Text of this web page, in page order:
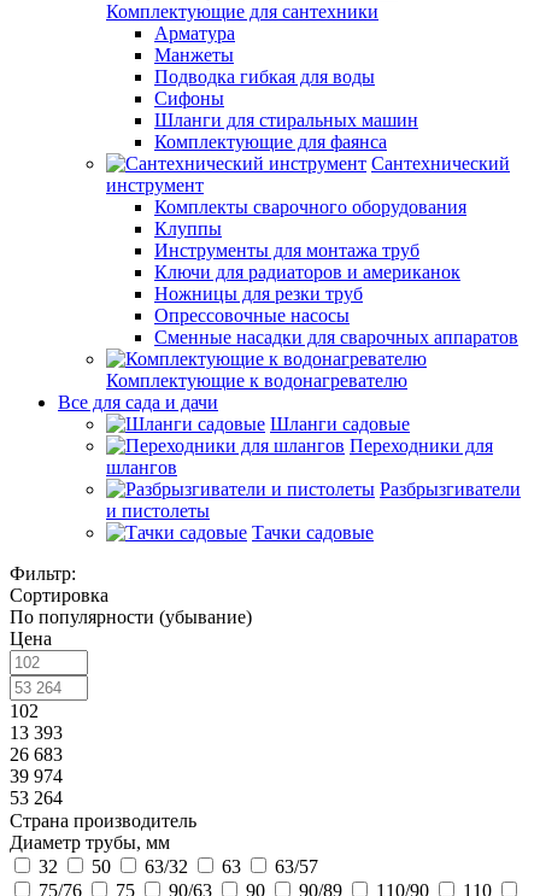
Комплектующие для сантехники
Арматура
Манжеты
Подводка гибкая для воды
Сифоны
Шланги для стиральных машин
Комплектующие для фаянса
Сантехнический
инструмент
Комплекты сварочного оборудования
Клуппы
Инструменты для монтажа труб
Ключи для радиаторов и американок
Ножницы для резки труб
Опрессовочные насосы
Сменные насадки для сварочных аппаратов
Комплектующие к водонагревателю
Все для сада и дачи
Шланги садовые
Переходники для
шлангов
Разбрызгиватели
и пистолеты
Тачки садовые
Фильтр:
Сортировка
По популярности (убывание)
Цена
102
13 393
26 683
39 974
53 264
Страна производитель
Диаметр трубы, мм
32
50 63/32 63
63/57
75/76
75 90/63 90 90/89 110/90
110